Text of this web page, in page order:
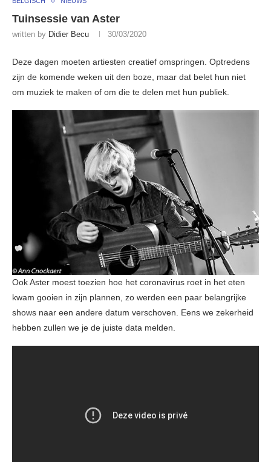
Tuinsessie van Aster
written by Didier Becu 30/03/2020
Deze dagen moeten artiesten creatief omspringen. Optredens
zijn de komende weken uit den boze, maar dat belet hun niet
om muziek te maken of om die te delen met hun publiek.
Ook Aster moest toezien hoe het coronavirus roet in het eten
kwam gooien in zijn plannen, zo werden een paar belangrijke
shows naar een andere datum verschoven. Eens we zekerheid
hebben zullen we je de juiste data melden.